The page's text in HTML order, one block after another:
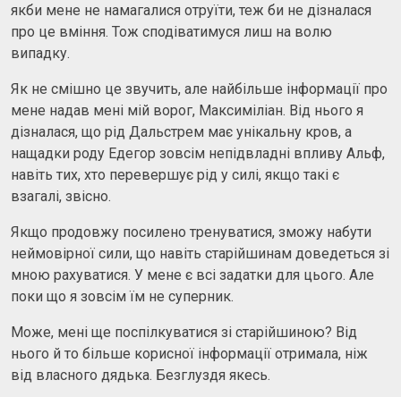
якби мене не намагалися отруїти, теж би не дізналася
про це вміння. Тож сподіватимуся лиш на волю
випадку.
Як не смішно це звучить, але найбільше інформації про
мене надав мені мій ворог, Максиміліан. Від нього я
дізналася, що рід Дальстрем має унікальну кров, а
нащадки роду Едегор зовсім непідвладні впливу Альф,
навіть тих, хто перевершує рід у силі, якщо такі є
взагалі, звісно.
Якщо продовжу посилено тренуватися, зможу набути
неймовірної сили, що навіть старійшинам доведеться зі
мною рахуватися. У мене є всі задатки для цього. Але
поки що я зовсім їм не суперник.
Може, мені ще поспілкуватися зі старійшиною? Від
нього й то більше корисної інформації отримала, ніж
від власного дядька. Безглуздя якесь.